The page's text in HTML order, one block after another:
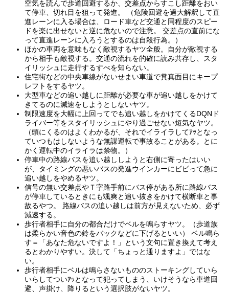
空気を読んで歩道回避するか、交差点からすこし距離をおい
て停車、切れ目を狙って発進。 （危険回避を過大解釈して直
進レーンに入る場合は、ロード車など交通と同程度のスピー
ドを楽に出せないと逆に危ないので注意。 交差点の直前にな
って直進レーンに入ろうとするのは自殺行為。）
ほかの車両を意味もなく敵視するヤツ全般。自分が敵視する
から相手も敵視する。交通の流れを的確に読み共存し、スタ
イリッシュに走行するすべを知らない。
住宅街などの中央車線がないせまい車道で糞真面目にキープ
レフトをするヤツ。
大型車などの追い越しに距離が必要な車が追い越しをかけて
きてるのに減速をしようとしないヤツ。
制限速度を大幅に上回ってでも追い越しをかけてくるDQNド
ライバー等をスタイリッシュにやり過ごせない短気なヤツ。
（頭にくるのはよくわかるが、それでイライラしてｱｯとなっ
ていつもはしないような無謀運転で事故ることがある。とに
かく運転中のイライラは禁物。）
停車中の路線バスを追い越ししようと右側に寄ったはいい
が、タイミングの悪いバスの発進ウインカーにビビって急に
追い越しをやめるヤツ。
信号の無い交差点やＴ字路手前にバス停がある所に路線バス
が停車しているときにも颯爽と追い抜きをかけて横断車と事
故るやつ。 路線バスの追い越しは前方が見えないため、必ず
減速する。
歩行者相手に自分の都合だけでベルを鳴らすヤツ。（歩道族
は柔らかい音色の鈴をバックなどに下げるといい） ベル鳴ら
す＝「あなた危ないですよ！」という文句に置き換えて考え
るとわかりやすい。決して「ちょっと通りますよ」ではな
い。
歩行者相手にベルは鳴らさないもののストーキングしていら
いらしてついｱｯとなって犯ってしまう、いけそうなら車道回
避、声掛け、降りるという選択肢がないヤツ。